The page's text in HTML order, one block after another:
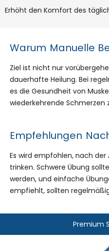
Erhöht den Komfort des
Warum Manuelle
Ziel ist nicht nur
dauerhafte Heilung. Bei
es die Gesundheit von
wiederkehrende Schmerzen
Empfehlungen
Es wird empfohlen, nach der
trinken. Schwere Übung
werden, und einfache
empfiehlt, sollten
Premium